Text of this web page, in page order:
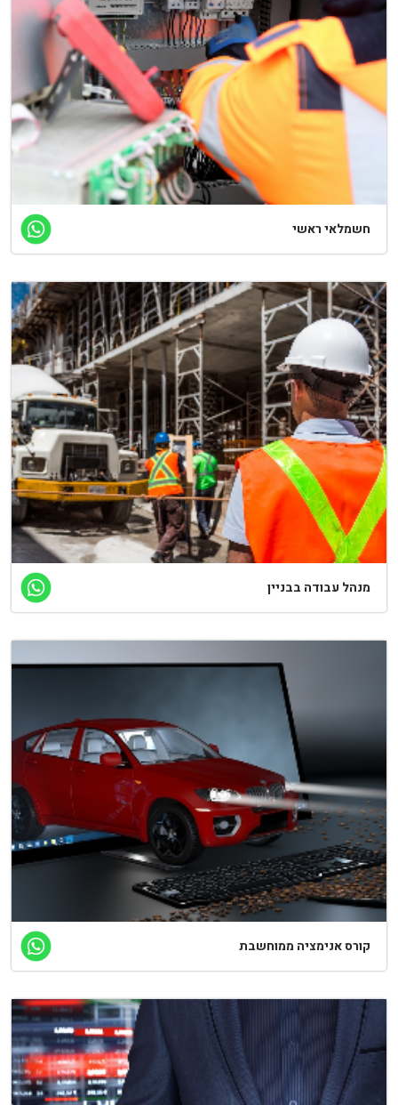
ראשי
עבודה בבניין
אנימציה ממוחשבת